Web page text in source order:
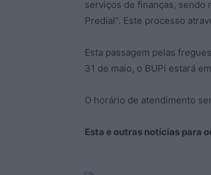
serviços de finanças, sendo
Predial”. Este processo
Esta passagem pelas
31 de maio, o BUPi estará
O horário de atendimento
Esta e outras notícias para